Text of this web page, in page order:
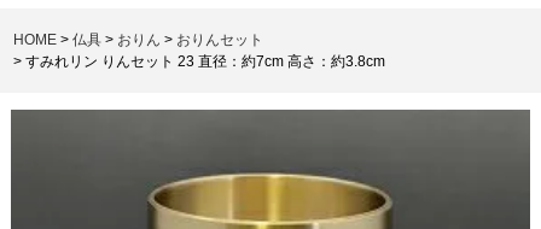
HOME 仏具 おりん
おりんセット
すみれリン りんセット 23 直径：約7cm 高さ：約3.8cm